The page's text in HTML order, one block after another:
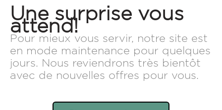
Une surprise vous
attend!
Pour mieux vous servir, notre site est
en mode maintenance pour quelques
jours. Nous reviendrons très bientôt
avec de nouvelles offres pour vous.